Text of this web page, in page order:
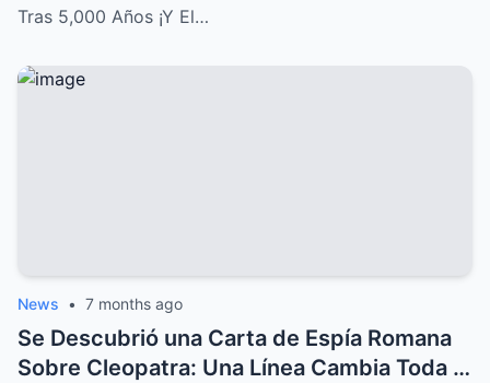
Tras 5,000 Años ¡Y El…
News • 7 months ago
Se Descubrió una Carta de Espía Romana
Sobre Cleopatra: Una Línea Cambia Toda la